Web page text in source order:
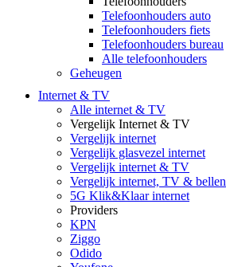
Telefoonhouders auto
Telefoonhouders fiets
Telefoonhouders bureau
Alle telefoonhouders
Geheugen
Internet & TV
Alle internet & TV
Vergelijk Internet & TV
Vergelijk internet
Vergelijk glasvezel internet
Vergelijk internet & TV
Vergelijk internet, TV & bellen
5G Klik&Klaar internet
Providers
KPN
Ziggo
Odido